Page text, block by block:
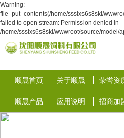
Warning:
file_put_contents(/home/ssslxs6s8skl/
failed to open stream: Permission denied in
/home/ssslxs6s8skl/wwwroot/source/model/
顺晟首页 关于顺晟 荣誉资
顺晟产品 应用说明 招商加